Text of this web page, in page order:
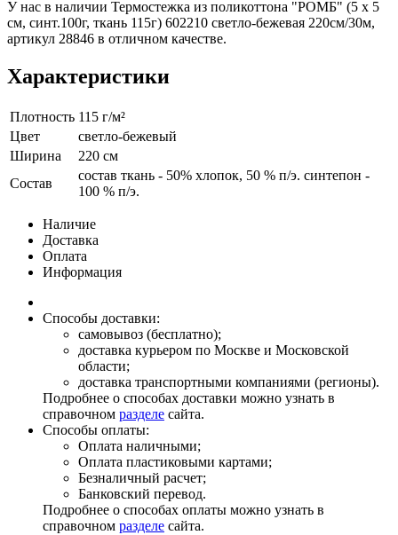
У нас в наличии Термостежка из поликоттона "РОМБ" (5 х 5
см, синт.100г, ткань 115г) 602210 светло-бежевая 220см/30м,
артикул 28846 в отличном качестве.
Характеристики
Плотность 115 г/м²
Цвет
светло-бежевый
Ширина
220 см
Состав
состав ткань - 50% хлопок, 50 % п/э. синтепон -
100 % п/э.
Наличие
Доставка
Оплата
Информация
Способы доставки:
самовывоз (бесплатно);
доставка курьером по Москве и Московской
области;
доставка транспортными компаниями (регионы).
Подробнее о способах доставки можно узнать в
справочном разделе сайта.
Способы оплаты:
Оплата наличными;
Оплата пластиковыми картами;
Безналичный расчет;
Банковский перевод.
Подробнее о способах оплаты можно узнать в
справочном разделе сайта.